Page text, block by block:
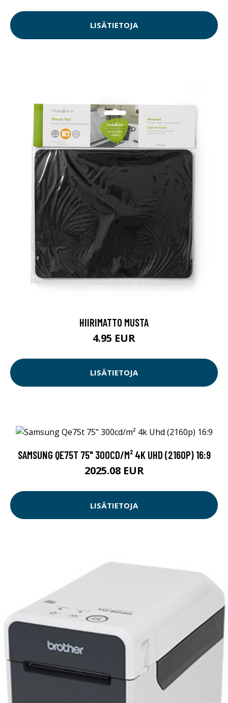
LISÄTIETOJA
HIIRIMATTO MUSTA
4.95 EUR
LISÄTIETOJA
SAMSUNG QE75T 75" 300CD/M² 4K UHD (2160P) 16:9
2025.08 EUR
LISÄTIETOJA